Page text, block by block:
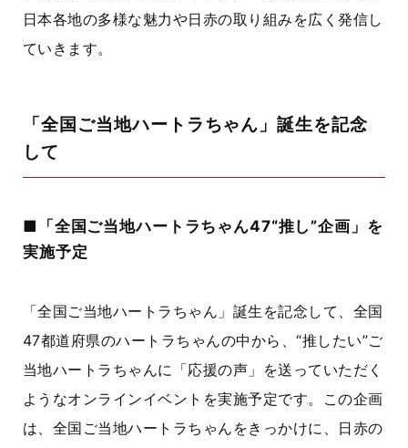
日本各地の多様な魅力や日赤の取り組みを広く発信し
ていきます。
「全国ご当地ハートラちゃん」誕生を記念
して
■「全国ご当地ハートラちゃん47“推し”企画」を
実施予定
「全国ご当地ハートラちゃん」誕生を記念して、全国
47都道府県のハートラちゃんの中から、“推したい”ご
当地ハートラちゃんに「応援の声」を送っていただく
ようなオンラインイベントを実施予定です。この企画
は、全国ご当地ハートラちゃんをきっかけに、日赤の